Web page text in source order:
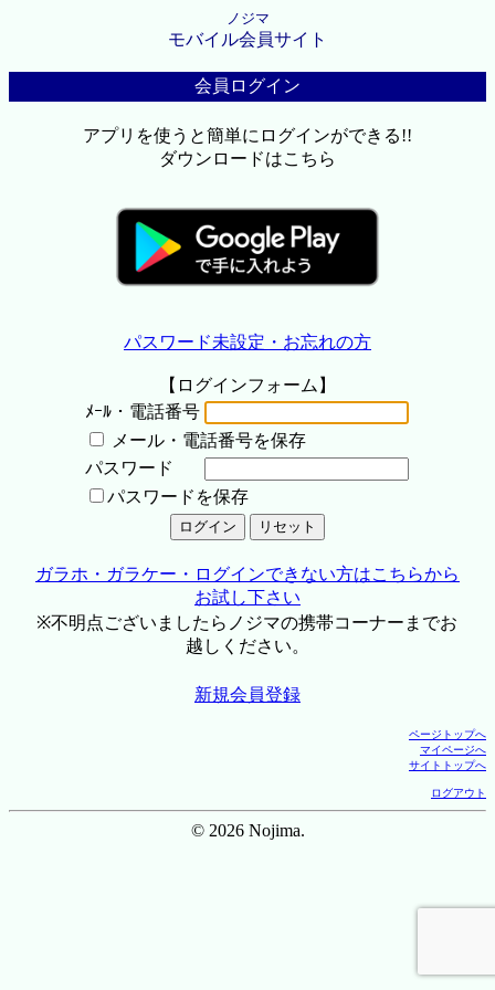
ノジマ
モバイル会員サイト
会員ログイン
アプリを使うと簡単にログインができる!!
ダウンロードはこちら
パスワード未設定・お忘れの方
【ログインフォーム】
ﾒｰﾙ・電話番号
メール・電話番号を保存
パスワード
パスワードを保存
ガラホ・ガラケー・ログインできない方はこちらから
お試し下さい
※不明点ございましたらノジマの携帯コーナーまでお
越しください。
新規会員登録
ページトップへ
マイページへ
サイトトップへ
ログアウト
© 2026 Nojima.